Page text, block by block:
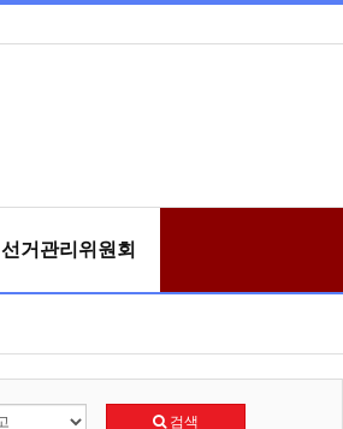
선거관리위원회
검색